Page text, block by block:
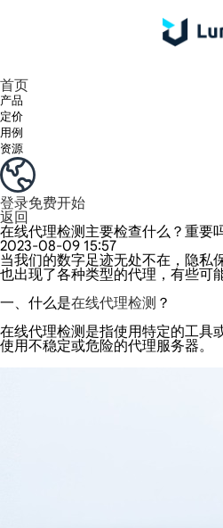
首页
产品
定价
用例
资源
登录免费开始
返回
在线代理检测主要检查什么？重要
2023-08-09 15:57
当我们的数字足迹无处不在，隐私
也出现了各种类型的代理，有些可
一、什么是在线代理检测 ？
在线代理检测是指使用特定的工具
使用不稳定或危险的代理服务器。